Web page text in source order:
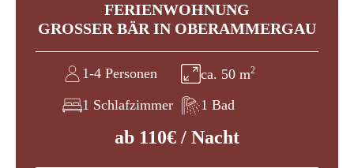
FERIENWOHNUNG
GROSSER BÄR
IN OBERAMMERGAU
1-4 Personen ca. 50 m2
1 Schlafzimmer 1 Bad
ab 110€ / Nacht